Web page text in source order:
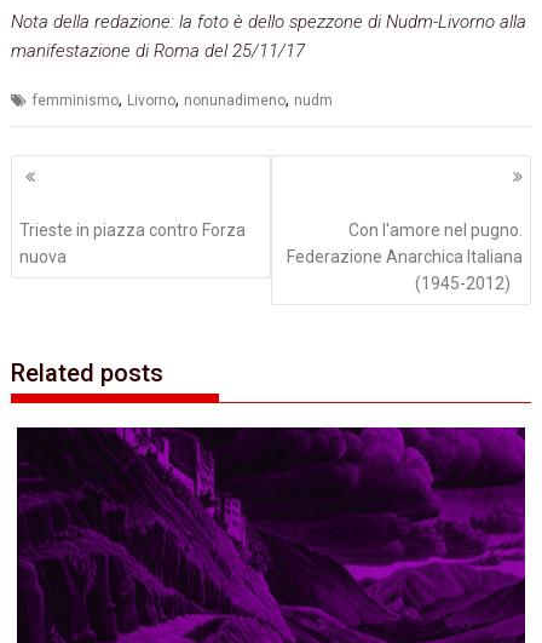
Nota della redazione: la foto è dello spezzone di Nudm-Livorno alla
manifestazione di Roma del 25/11/17
femminismo, Livorno, nonunadimeno, nudm
Navigazione
Trieste in piazza contro Forza
nuova
Con l'amore nel pugno.
Federazione Anarchica Italiana
(1945-2012)
Related posts